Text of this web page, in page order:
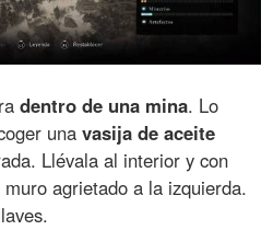
dentro de una mina. Lo
unavasija de aceite
Llévala al interior y con
agrietado a la izquierda.